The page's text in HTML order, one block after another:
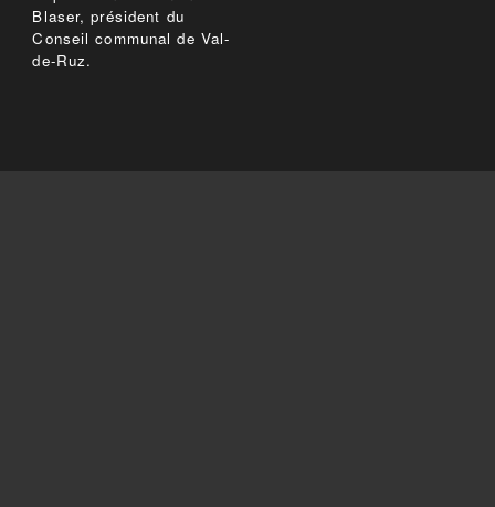
Blaser, président du
Conseil communal de Val-
de-Ruz.